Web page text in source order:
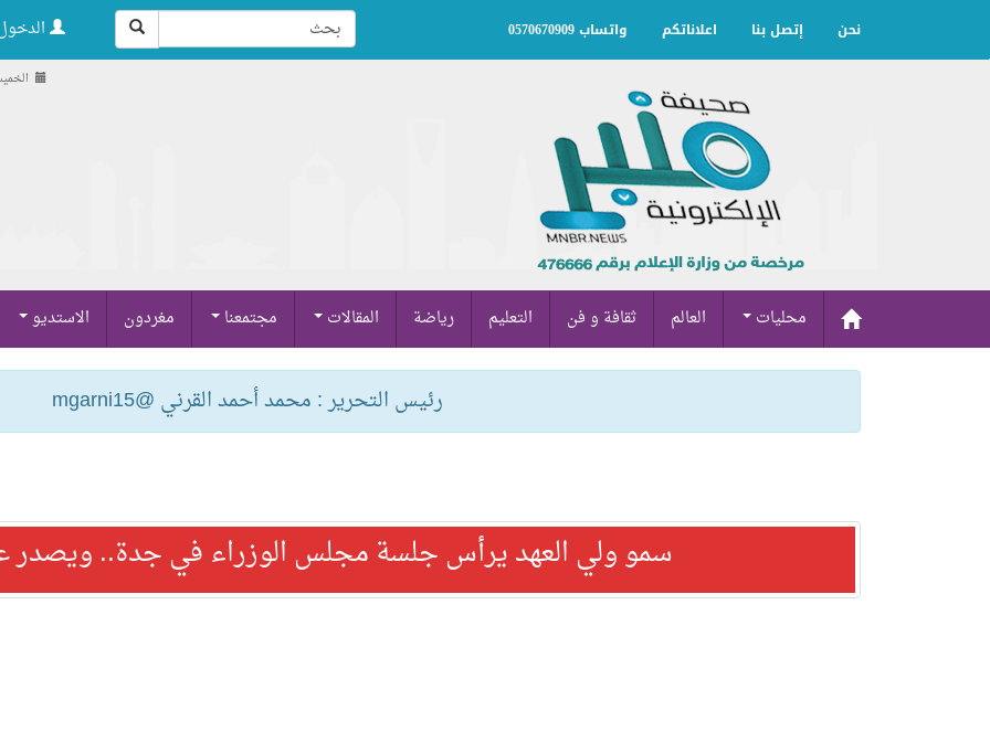
نحن إتصل بنا اعلاناتكم واتساب 0570670909
الخميس , 21
محليات العالم ثقافة و فن التعليم رياضة المقالات مجتمعنا مغردون الاستديو
رئيس التحرير : محمد أحمد القرني @mgarni15
سمو ولي العهد يرأس جلسة مجلس الوزراء في جدة.. ويصدر